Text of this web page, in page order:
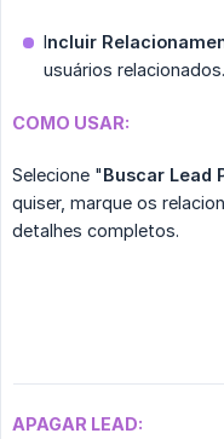
Incluir
usuários relacionados.
COMO USAR:
Selecione "Buscar Lead
quiser, marque os
detalhes completos.
APAGAR LEAD: